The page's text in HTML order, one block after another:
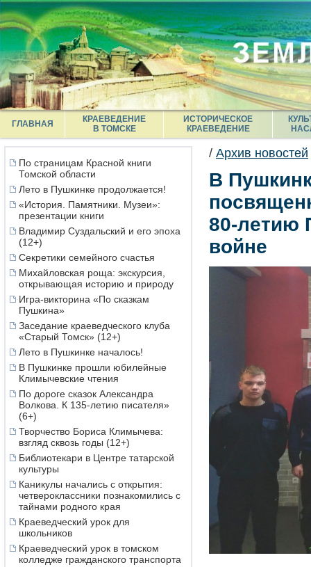
ГЛАВНАЯ
КРАЕВЕДЕНИЕ
В ТОМСКЕ
ИСТОРИЧЕСКОЕ
КРАЕВЕДЕНИЕ
По страницам Красной книги
Томской области
Лето в Пушкинке продолжается!
«История. Памятники. Музеи»:
презентации книги
Владимир Суздальский и его эпоха
(12+)
Секретики семейного счастья
Михайловская роща: экскурсия,
открывающая историю и природу
Игра-викторина «По сказкам
Пушкина»
Заседание краеведческого клуба
«Старый Томск» (12+)
Лето в Пушкинке началось!
В Пушкинке прошли юбилейные
Климычевские чтения
По дороге сказок Александра
Волкова. К 135-летию писателя»
(6+)
Творчество Бориса Климычева:
взгляд сквозь годы (12+)
Библиотекари в Центре татарской
культуры
Каникулы начались с открытия:
четвероклассники познакомились с
тайнами родного края
Краеведческий урок для
школьников
Краеведческий урок в томском
колледже гражданского транспорта
/ Архив новостей
В
80-летию
войне